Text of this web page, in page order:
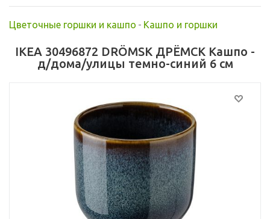
Цветочные горшки и кашпо - Кашпо и горшки
IKEA 30496872 DRÖMSK ДРЁМСК Кашпо -
д/дома/улицы темно-синий 6 см